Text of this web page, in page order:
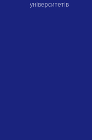
університетів